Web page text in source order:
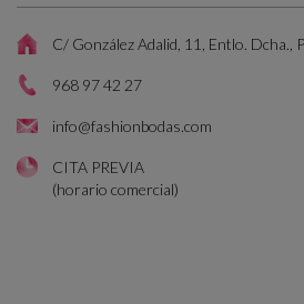
C/ González Adalid, 11, Entlo. Dcha.,
968 97 42 27
info@fashionbodas.com
CITA PREVIA
(horario comercial)